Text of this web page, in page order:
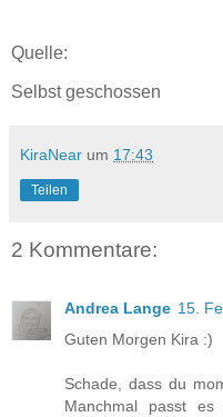
Quelle:
Selbst geschossen
KiraNear um 17:43
Teilen
2 Kommentare:
Andrea Lange 15.
Guten Morgen Kira :)
Schade, dass du
Manchmal passt